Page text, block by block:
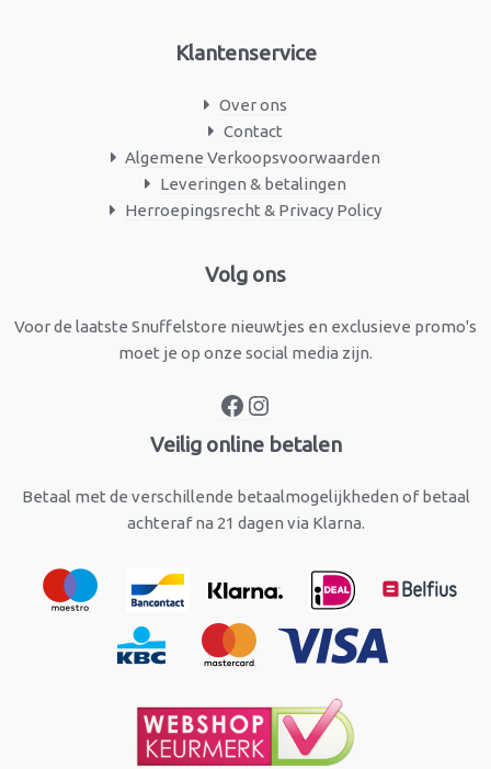
Klantenservice
Over ons
Contact
Algemene Verkoopsvoorwaarden
Leveringen & betalingen
Herroepingsrecht & Privacy Policy
Volg ons
Voor de laatste Snuffelstore nieuwtjes en exclusieve promo's
moet je op onze social media zijn.
Facebook
Veilig online betalen
Betaal met de verschillende betaalmogelijkheden of betaal
achteraf na 21 dagen via Klarna.